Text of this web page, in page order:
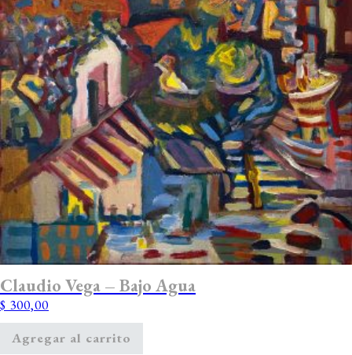
Claudio Vega – Bajo Agua
$ 300,00
Agregar al carrito